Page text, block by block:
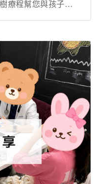
療程幫您與孩子解決